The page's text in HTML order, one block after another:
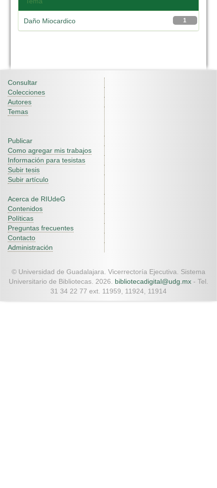
1
Daño Miocardico
Consultar
Colecciones
Autores
Temas
Publicar
Como agregar mis trabajos
Información para tesistas
Subir tesis
Subir artículo
Acerca de RIUdeG
Contenidos
Políticas
Preguntas frecuentes
Contacto
Administración
© Universidad de Guadalajara. Vicerrectoría Ejecutiva. Sistema
Universitario de Bibliotecas. 2026. bibliotecadigital@udg.mx - Tel.
31 34 22 77 ext. 11959, 11924, 11914